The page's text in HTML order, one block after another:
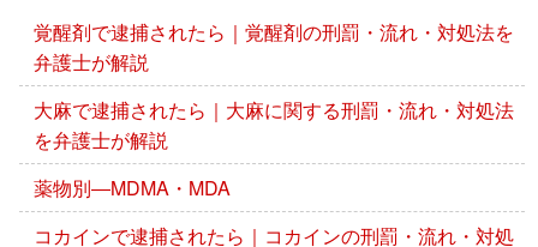
覚醒剤で逮捕されたら｜覚醒剤の刑罰・流れ・対処法を
弁護士が解説
大麻で逮捕されたら｜大麻に関する刑罰・流れ・対処法
を弁護士が解説
薬物別―MDMA・MDA
コカインで逮捕されたら｜コカインの刑罰・流れ・対処